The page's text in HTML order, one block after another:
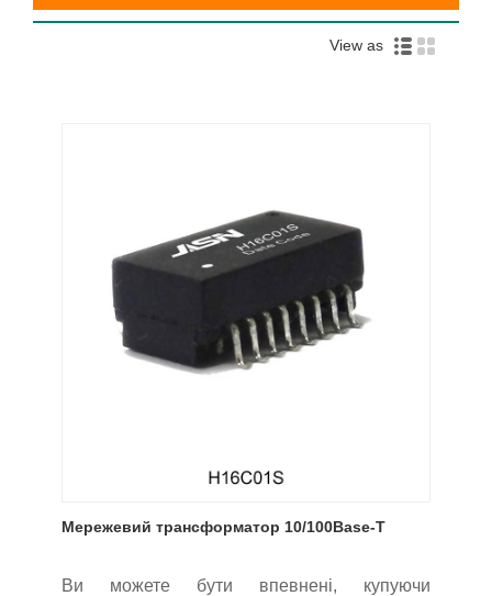
View as
Мережевий трансформатор 10/100Base-T
Ви можете бути впевнені, купуючи